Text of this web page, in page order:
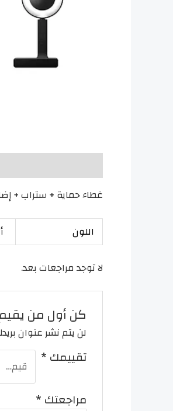
غطاء حماية + ستراب + إضاءة +
اللون
لا توجد مراجعات بعد.
كن أول من يقيم
لن يتم نشر عنوان
تقييمك*
مراجعتك*